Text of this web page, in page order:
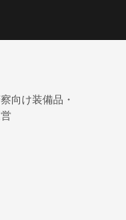
向け装備品・